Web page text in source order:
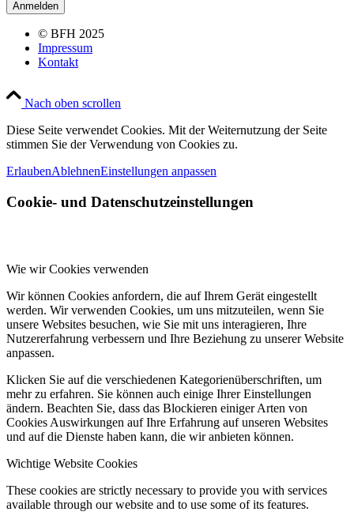
© BFH 2025
Impressum
Kontakt
Nach oben scrollen
Diese Seite verwendet Cookies. Mit der Weiternutzung der Seite
stimmen Sie der Verwendung von Cookies zu.
ErlaubenAblehnenEinstellungen anpassen
Cookie- und Datenschutzeinstellungen
Wie wir Cookies verwenden
Wir können Cookies anfordern, die auf Ihrem Gerät eingestellt
werden. Wir verwenden Cookies, um uns mitzuteilen, wenn Sie
unsere Websites besuchen, wie Sie mit uns interagieren, Ihre
Nutzererfahrung verbessern und Ihre Beziehung zu unserer Website
anpassen.
Klicken Sie auf die verschiedenen Kategorienüberschriften, um
mehr zu erfahren. Sie können auch einige Ihrer Einstellungen
ändern. Beachten Sie, dass das Blockieren einiger Arten von
Cookies Auswirkungen auf Ihre Erfahrung auf unseren Websites
und auf die Dienste haben kann, die wir anbieten können.
Wichtige Website Cookies
These cookies are strictly necessary to provide you with services
available through our website and to use some of its features.